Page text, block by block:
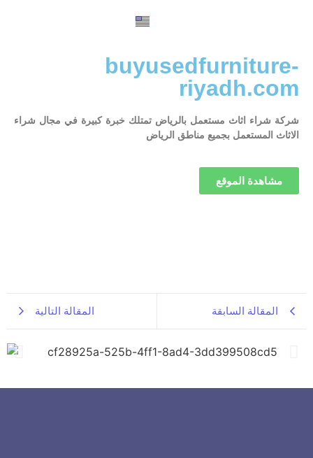
buyusedfurniture-
riyadh.com
شركة شراء اثاث مستعمل بالرياض تمتلك خبرة كبيرة في مجال شراء
الاثاث المستعمل بجميع مناطق الرياض
مشاهدة الموقع
المقالة السابقة المقالة التالية